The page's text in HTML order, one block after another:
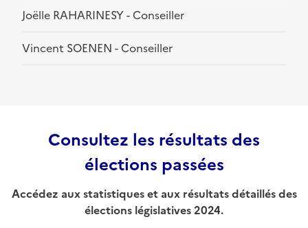
Joëlle RAHARINESY - Conseiller
Vincent SOENEN - Conseiller
Consultez les résultats des
élections passées
Accédez aux statistiques et aux résultats détaillés des
élections législatives 2024.